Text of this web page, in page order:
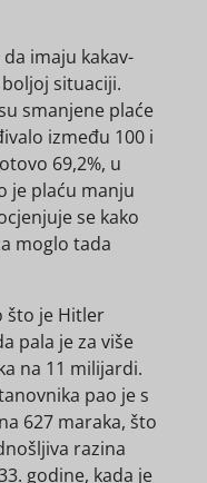
imaju kakav-
situaciji.
smanjene plaće
između 100 i
69,2%, u
je plaću manju
se kako
moglo tada
što je Hitler
pala je za više
na 11 milijardi.
pao je s
627 maraka, što
razina
godine, kada je